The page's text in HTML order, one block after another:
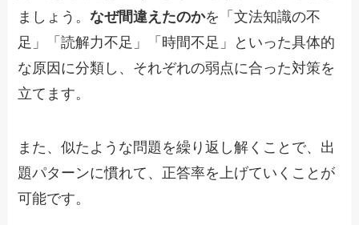
ましょう。なぜ間違えたのかを「文法知識の不
足」「読解力不足」「時間不足」といった具体的
な原因に分類し、それぞれの弱点に合った対策を
立てます。
また、似たような問題を繰り返し解くことで、出
題パターンに慣れて、正答率を上げていくことが
可能です。